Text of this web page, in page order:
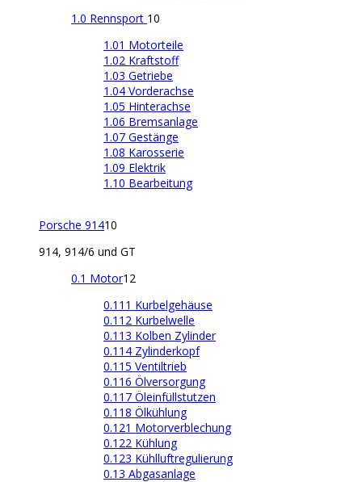
1.0 Rennsport 10
1.01 Motorteile
1.02 Kraftstoff
1.03 Getriebe
1.04 Vorderachse
1.05 Hinterachse
1.06 Bremsanlage
1.07 Gestänge
1.08 Karosserie
1.09 Elektrik
1.10 Bearbeitung
Porsche 91410
914, 914/6 und GT
0.1 Motor12
0.111 Kurbelgehäuse
0.112 Kurbelwelle
0.113 Kolben Zylinder
0.114 Zylinderkopf
0.115 Ventiltrieb
0.116 Ölversorgung
0.117 Öleinfüllstutzen
0.118 Ölkühlung
0.121 Motorverblechung
0.122 Kühlung
0.123 Kühlluftregulierung
0.13 Abgasanlage